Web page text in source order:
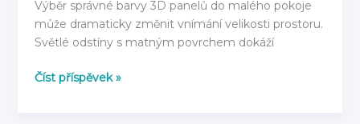
Výběr správné barvy 3D panelů do malého pokoje
může dramaticky změnit vnímání velikosti prostoru.
Světlé odstíny s matným povrchem dokáží
Jak
Číst příspěvek »